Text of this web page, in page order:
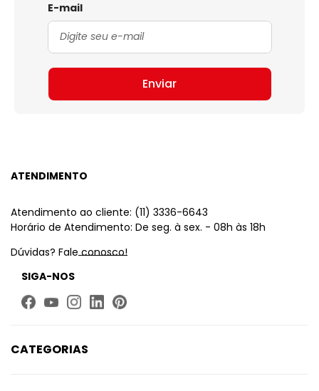
E-mail
Enviar
ATENDIMENTO
Atendimento ao cliente: (11) 3336-6643
Horário de Atendimento: De seg. à sex. - 08h às 18h
Dúvidas? Fale conosco!
SIGA-NOS
CATEGORIAS